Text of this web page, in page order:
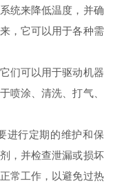
统来降低温度，并确
，它可以用于各种需
们可以用于驱动机器
喷涂、清洗、打气、
行定期的维护和保
，并检查泄漏或损坏
常工作，以避免过热